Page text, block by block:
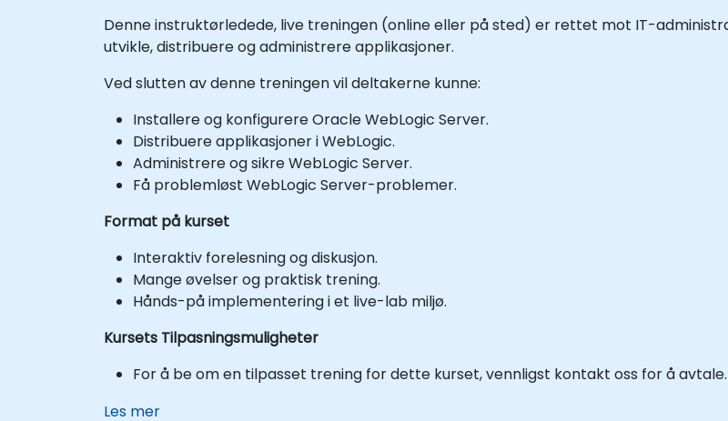
Denne instruktørledede, live treningen (online eller på sted) er rettet mot IT-
utvikle, distribuere og administrere applikasjoner.
Ved slutten av denne treningen vil deltakerne kunne:
Installere og konfigurere Oracle WebLogic Server.
Distribuere applikasjoner i WebLogic.
Administrere og sikre WebLogic Server.
Få problemløst WebLogic Server-problemer.
Format på kurset
Interaktiv forelesning og diskusjon.
Mange øvelser og praktisk trening.
Hånds-på implementering i et live-lab miljø.
Kursets Tilpasningsmuligheter
For å be om en tilpasset trening for dette kurset, vennligst kontakt oss for å avtale.
Les mer